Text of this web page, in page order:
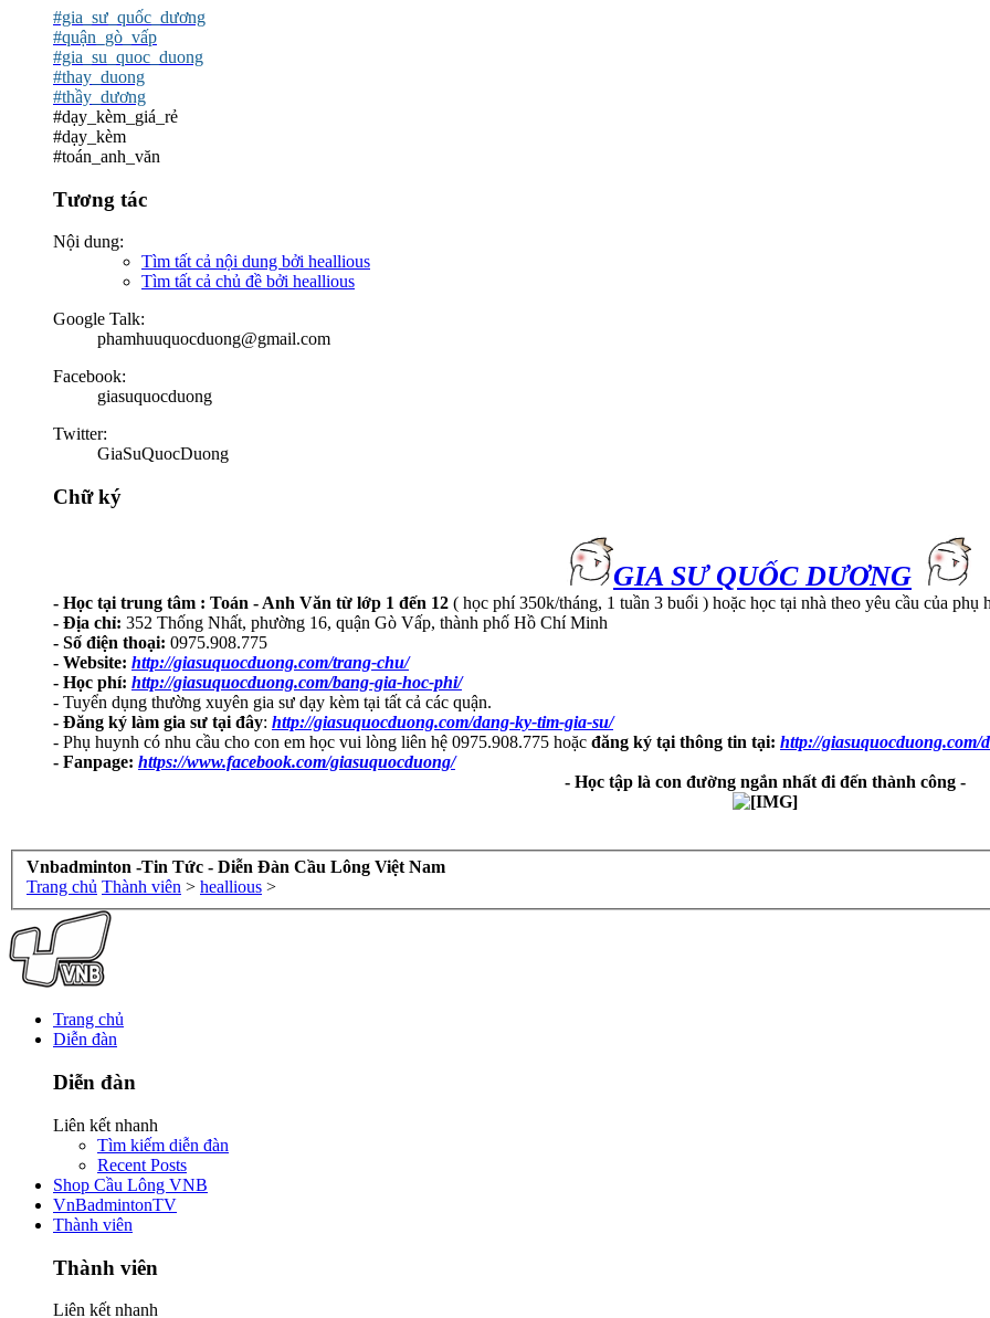
#gia_sư_quốc_dương
#quận_gò_vấp
#gia_su_quoc_duong
#thay_duong
#thầy_dương
#dạy_kèm_giá_rẻ
#dạy_kèm
#toán_anh_văn
Tương tác
Nội dung:
Tìm tất cả nội dung bởi heallious
Tìm tất cả chủ đề bởi heallious
Google Talk:
phamhuuquocduong@gmail.com
Facebook:
giasuquocduong
Twitter:
GiaSuQuocDuong
Chữ ký
GIA SƯ QUỐC DƯƠNG
- Học tại trung tâm : Toán - Anh Văn từ lớp 1 đến 12 ( học phí 350k/tháng, 1 tuần 3 buổi ) hoặc học tại nhà theo yêu cầu của phụ
- Địa chỉ: 352 Thống Nhất, phường 16, quận Gò Vấp, thành phố Hồ Chí Minh
- Số điện thoại: 0975.908.775
- Website: http://giasuquocduong.com/trang-chu/
- Học phí: http://giasuquocduong.com/bang-gia-hoc-phi/
- Tuyển dụng thường xuyên gia sư dạy kèm tại tất cả các quận.
- Đăng ký làm gia sư tại đây: http://giasuquocduong.com/dang-ky-tim-gia-su/
- Phụ huynh có nhu cầu cho con em học vui lòng liên hệ 0975.908.775 hoặc đăng ký tại thông tin tại: http://giasuquocduong.com/
- Fanpage: https://www.facebook.com/giasuquocduong/
- Học tập là con đường ngắn nhất đi đến thành công -
Vnbadminton -Tin Tức - Diễn Đàn Cầu Lông Việt Nam
Trang chủ Thành viên > heallious >
Trang chủ
Diễn đàn
Diễn đàn
Liên kết nhanh
Tìm kiếm diễn đàn
Recent Posts
Shop Cầu Lông VNB
VnBadmintonTV
Thành viên
Thành viên
Liên kết nhanh